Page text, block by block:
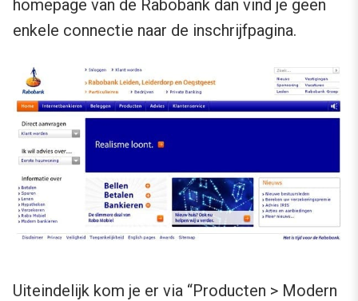
homepage van de Rabobank dan vind je geen
enkele connectie naar de inschrijfpagina.
Uiteindelijk kom je er via “Producten > Modern